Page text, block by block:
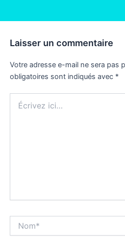
Laisser un commentaire
Votre adresse e-mail ne sera pas
obligatoires sont indiqués avec *
ici…